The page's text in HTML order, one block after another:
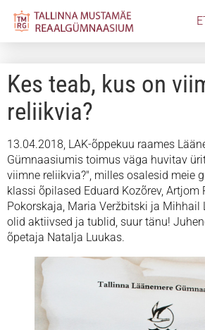
Kes teab, kus on
reliikvia?
13.04.2018, LAK-õppekuu raames
Gümnaasiumis toimus väga huvitav
viimne reliikvia?", milles osalesid meie
klassi õpilased Eduard Kozõrev, Artjom
Pokorskaja, Maria Veržbitski ja Mihhail
olid aktiivsed ja tublid, suur tänu!
õpetaja Natalja Luukas.